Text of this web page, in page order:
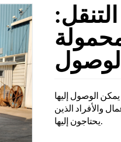
التنقل:
الوصول إليها
والأفراد الذين
يحتاجون إليها.